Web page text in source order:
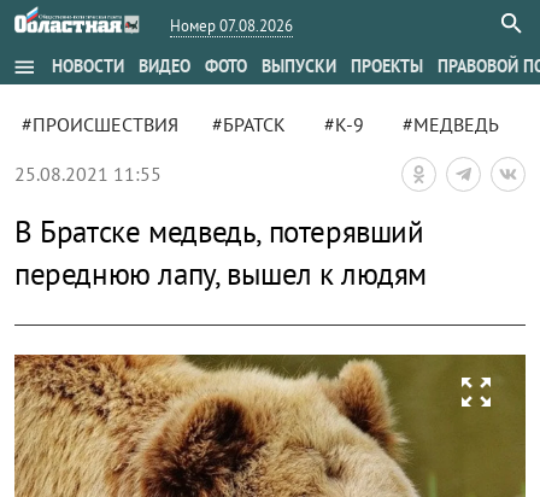
Номер 07.08.2026
menu НОВОСТИ ВИДЕО ФОТО ВЫПУСКИ ПРОЕКТЫ ПРАВОВОЙ
#ПРОИСШЕСТВИЯ #БРАТСК #К-9 #МЕДВЕДЬ
25.08.2021 11:55
В Братске медведь, потерявший
переднюю лапу, вышел к людям
zoom_out_map